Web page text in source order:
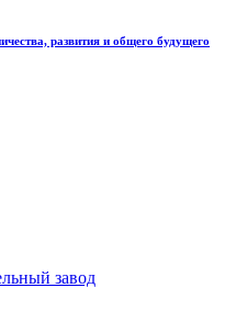
развития и общего будущего
завод